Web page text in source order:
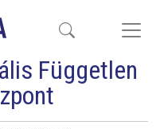
Független